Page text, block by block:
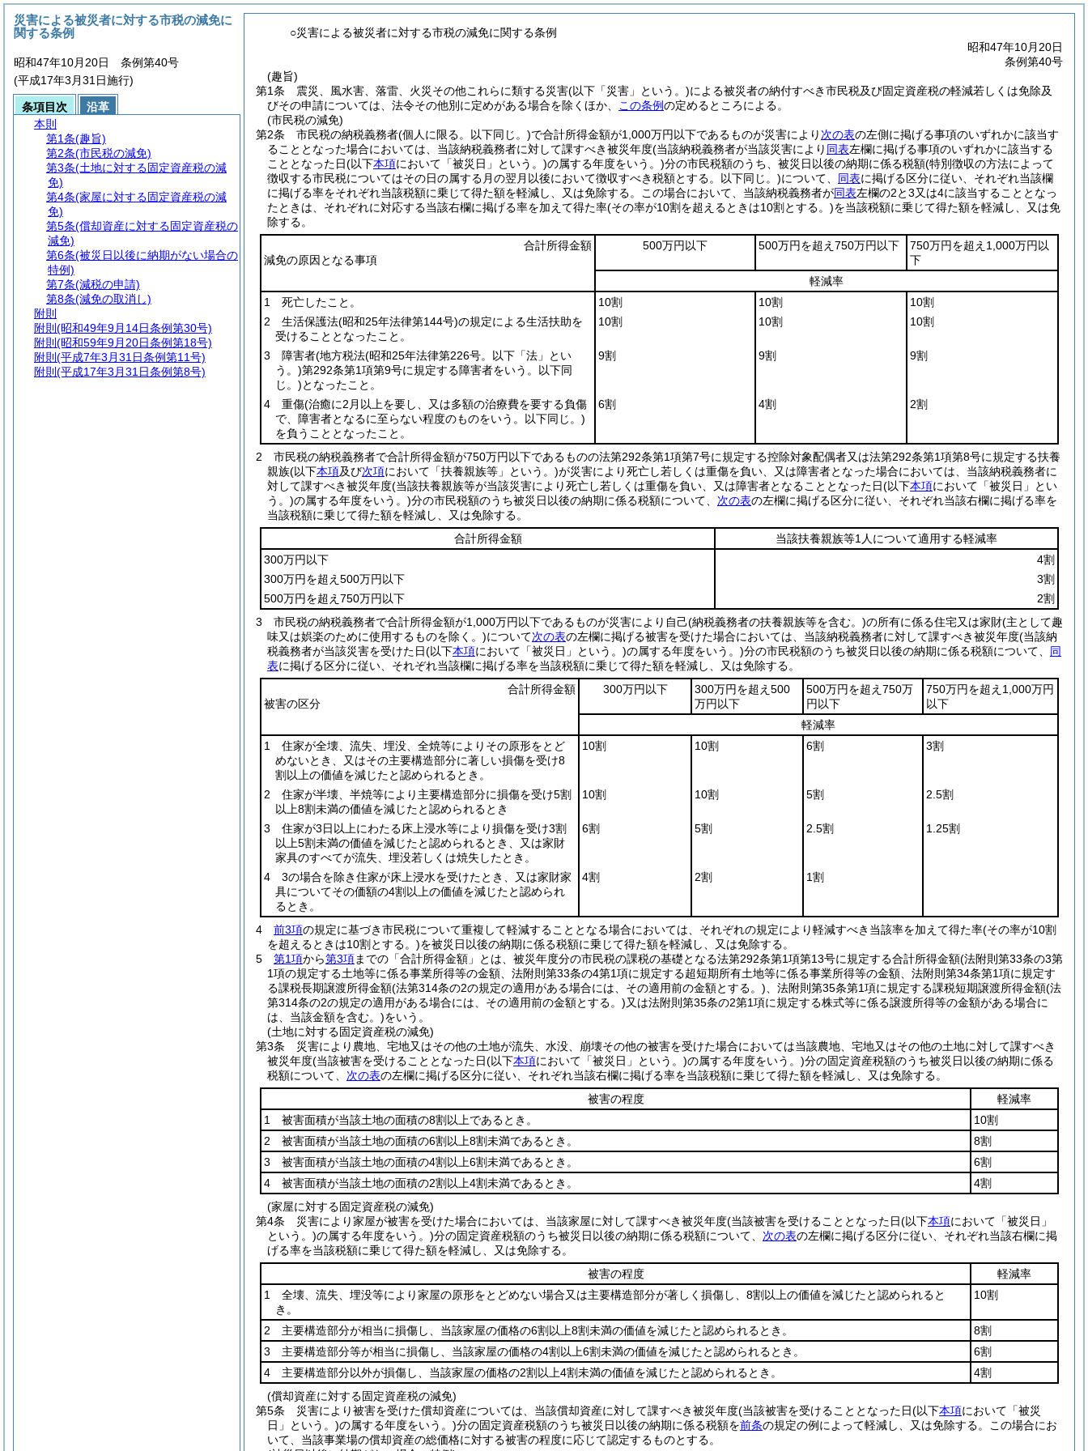
○災害による被災者に対する市税の減免に関する条例
昭和47年10月20日
条例第40号
(趣旨)
第1条
震災、風水害、落雷、火災その他これらに類する災害(以下「災害」という。)による被災者の納付すべき市民税及び固定資産税の軽減若しくは免除及
びその申請については、法令その他別に定めがある場合を除くほか、
この条例の定めるところによる。
(市民税の減免)
第2条
市民税の納税義務者(個人に限る。以下同じ。)で合計所得金額が1,000万円以下であるものが災害により 次の表の左側に掲げる事項のいずれかに該当す
ることとなった場合においては、当該納税義務者に対して課すべき被災年度(当該納税義務者が当該災害により 同表左欄に掲げる事項のいずれかに該当する
こととなった日(以下本項において「被災日」という。)の属する年度をいう。)分の市民税額のうち、被災日以後の納期に係る税額(特別徴収の方法によって
徴収する市民税についてはその日の属する月の翌月以後において徴収すべき税額とする。以下同じ。)について、 同表に掲げる区分に従い、それぞれ当該欄
に掲げる率をそれぞれ当該税額に乗じて得た額を軽減し、又は免除する。
この場合において、当該納税義務者が同表左欄の2と3又は4に該当することとなっ
たときは、それぞれに対応する当該右欄に掲げる率を加えて得た率(その率が10割を超えるときは10割とする。)を当該税額に乗じて得た額を軽減し、又は免
除する。
合計所得金額
減免の原因となる事項
500万円以下 500万円を超え750万円以下
750万円を超え1,000万円以
下
軽減率
1 死亡したこと。
10割 10割
10割
2 生活保護法(昭和25年法律第144号)の規定による生活扶助を
受けることとなったこと。
10割 10割 10割
3 障害者(地方税法(昭和25年法律第226号。以下「法」とい
う。)第292条第1項第9号に規定する障害者をいう。以下同
じ。)となったこと。
9割 9割 9割
4 重傷(治癒に2月以上を要し、又は多額の治療費を要する負傷
で、障害者となるに至らない程度のものをいう。以下同じ。)
を負うこととなったこと。
6割 4割 2割
2
市民税の納税義務者で合計所得金額が750万円以下であるものの法第292条第1項第7号に規定する控除対象配偶者又は法第292条第1項第8号に規定する扶養
親族(以下本項及び次項において「扶養親族等」という。)が災害により死亡し若しくは重傷を負い、又は障害者となった場合においては、当該納税義務者に
対して課すべき被災年度(当該扶養親族等が当該災害により死亡し若しくは重傷を負い、又は障害者となることとなった日(以下本項において「被災日」とい
う。)の属する年度をいう。)分の市民税額のうち被災日以後の納期に係る税額について、 次の表の左欄に掲げる区分に従い、それぞれ当該右欄に掲げる率を
当該税額に乗じて得た額を軽減し、又は免除する。
合計所得金額
当該扶養親族等1人について適用する軽減率
300万円以下
4割
300万円を超え500万円以下
3割
500万円を超え750万円以下
2割
3
市民税の納税義務者で合計所得金額が1,000万円以下であるものが災害により自己(納税義務者の扶養親族等を含む。)の所有に係る住宅又は家財(主として趣
味又は娯楽のために使用するものを除く。)について次の表の左欄に掲げる被害を受けた場合においては、当該納税義務者に対して課すべき被災年度(当該納
税義務者が当該災害を受けた日(以下本項において「被災日」という。)の属する年度をいう。)分の市民税額のうち被災日以後の納期に係る税額について、 同
表に掲げる区分に従い、それぞれ当該欄に掲げる率を当該税額に乗じて得た額を軽減し、又は免除する。
合計所得金額
被害の区分
300万円以下
300万円を超え500
万円以下
500万円を超え750万
円以下
750万円を超え1,000万円
以下
軽減率
1 住家が全壊、流失、埋没、全焼等によりその原形をとど
めないとき、又はその主要構造部分に著しい損傷を受け8
割以上の価値を減じたと認められるとき。
10割 10割 6割 3割
2 住家が半壊、半焼等により主要構造部分に損傷を受け5割
以上8割未満の価値を減じたと認められるとき
10割 10割 5割 2.5割
3 住家が3日以上にわたる床上浸水等により損傷を受け3割
以上5割未満の価値を減じたと認められるとき、又は家財
家具のすべてが流失、埋没若しくは焼失したとき。
6割 5割 2.5割 1.25割
4 3の場合を除き住家が床上浸水を受けたとき、又は家財家
具についてその価額の4割以上の価値を減じたと認められ
るとき。
4割 2割 1割
4 前3項の規定に基づき市民税について重複して軽減することとなる場合においては、それぞれの規定により軽減すべき当該率を加えて得た率(その率が10割
を超えるときは10割とする。)を被災日以後の納期に係る税額に乗じて得た額を軽減し、又は免除する。
5
第1項から第3項までの「合計所得金額」とは、被災年度分の市民税の課税の基礎となる法第292条第1項第13号に規定する合計所得金額(法附則第33条の3第
1項の規定する土地等に係る事業所得等の金額、法附則第33条の4第1項に規定する超短期所有土地等に係る事業所得等の金額、法附則第34条第1項に規定す
る課税長期譲渡所得金額(法第314条の2の規定の適用がある場合には、その適用前の金額とする。) 、法附則第35条第1項に規定する課税短期譲渡所得金額(法
第314条の2の規定の適用がある場合には、その適用前の金額とする。)又は法附則第35条の2第1項に規定する株式等に係る譲渡所得等の金額がある場合に
は、当該金額を含む。)をいう。
(土地に対する固定資産税の減免)
第3条
災害により農地、宅地又はその他の土地が流失、水没、崩壊その他の被害を受けた場合においては当該農地、宅地又はその他の土地に対して課すべき
被災年度(当該被害を受けることとなった日(以下本項において「被災日」という。)の属する年度をいう。)分の固定資産税額のうち被災日以後の納期に係る
税額について、 次の表の左欄に掲げる区分に従い、それぞれ当該右欄に掲げる率を当該税額に乗じて得た額を軽減し、又は免除する。
被害の程度
軽減率
1 被害面積が当該土地の面積の8割以上であるとき。
10割
2 被害面積が当該土地の面積の6割以上8割未満であるとき。
8割
3 被害面積が当該土地の面積の4割以上6割未満であるとき。
6割
4 被害面積が当該土地の面積の2割以上4割未満であるとき。
4割
(家屋に対する固定資産税の減免)
第4条
災害により家屋が被害を受けた場合においては、当該家屋に対して課すべき被災年度(当該被害を受けることとなった日(以下本項において「被災日」
という。)の属する年度をいう。)分の固定資産税額のうち被災日以後の納期に係る税額について、 次の表の左欄に掲げる区分に従い、それぞれ当該右欄に掲
げる率を当該税額に乗じて得た額を軽減し、又は免除する。
被害の程度
軽減率
1 全壊、流失、埋没等により家屋の原形をとどめない場合又は主要構造部分が著しく損傷し、8割以上の価値を減じたと認められると
き。
10割
2 主要構造部分が相当に損傷し、当該家屋の価格の6割以上8割未満の価値を減じたと認められるとき。
8割
3 主要構造部分等が相当に損傷し、当該家屋の価格の4割以上6割未満の価値を減じたと認められるとき。
6割
4 主要構造部分以外が損傷し、当該家屋の価格の2割以上4割未満の価値を減じたと認められるとき。
4割
(償却資産に対する固定資産税の減免)
第5条
災害により被害を受けた償却資産については、当該償却資産に対して課すべき被災年度(当該被害を受けることとなった日(以下本項において「被災
日」という。)の属する年度をいう。)分の固定資産税額のうち被災日以後の納期に係る税額を前条の規定の例によって軽減し、又は免除する。
この場合にお
いて、当該事業場の償却資産の総価格に対する被害の程度に応じて認定するものとする。
災害による被災者に対する市税の減免に
関する条例
昭和47年10月20日 条例第40号
(平成17年3月31日施行)
条項目次
沿革
本則
第1条(趣旨)
第2条(市民税の減免)
第3条(土地に対する固定資産税の減
免)
第4条(家屋に対する固定資産税の減
免)
第5条(償却資産に対する固定資産税の
減免)
第6条(被災日以後に納期がない場合の
特例)
第7条(減税の申請)
第8条(減免の取消し)
附則
附則 (昭和49年9月14日条例第30号)
附則 (昭和59年9月20日条例第18号)
附則 (平成7年3月31日条例第11号)
附則 (平成17年3月31日条例第8号)